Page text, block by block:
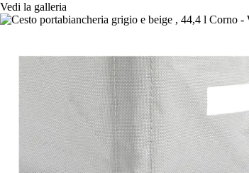
Vedi la galleria